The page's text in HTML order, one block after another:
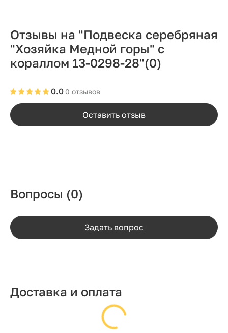
Отзывы на "Подвеска серебряная
"Хозяйка Медной горы" с
кораллом 13-0298-28"(0)
0 отзывов
0.0
Оставить отзыв
Вопросы (0)
Задать вопрос
Доставка и оплата